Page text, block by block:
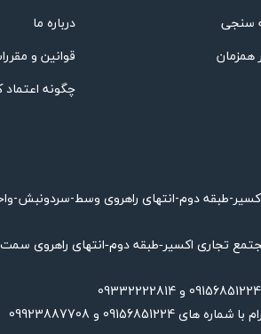
طبقه دوم-انتهای راهروی وسط-سردونبش-
تجاری اکسیر-طبقه دوم-انتهای راهروی سمت
سنجی
همزمان
درباره ما
قوانین و
چگونه اعتماد